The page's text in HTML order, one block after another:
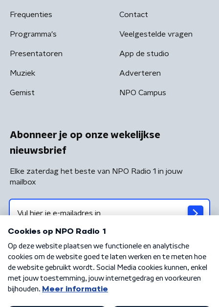
Frequenties
Programma's
Presentatoren
Muziek
Gemist
Contact
Veelgestelde vragen
App de studio
Adverteren
NPO Campus
Abonneer je op onze wekelijkse
nieuwsbrief
Elke zaterdag het beste van NPO Radio 1 in jouw
mailbox
Algemene voorwaarden